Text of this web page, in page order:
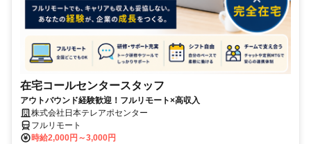
在宅コールセンタースタッフ
アウトバウンド経験歓迎！フルリモート×高収入
株式会社日本テレアポセンター
フルリモート
時給2,000円～3,000円